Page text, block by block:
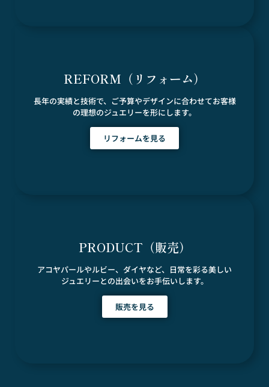
REFORM（リフォーム）
長年の実績と技術で、ご予算やデザインに合わせてお客様
の理想のジュエリーを形にします。
リフォームを見る
PRODUCT（販売）
アコヤパールやルビー、ダイヤなど、日常を彩る美しい
ジュエリーとの出会いをお手伝いします。
販売を見る